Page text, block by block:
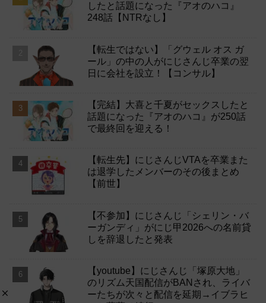
したと話題になった『アオのハコ』
248話【NTRなし】
【転生ではない】「グウェル オス ガ
ール」の中の人がにじさんじ卒業の翌
日に会社を設立！【コンサル】
【完結】大喜と千夏がセックスしたと
話題になった『アオのハコ』が250話
で最終回を迎える！
【転生先】にじさんじVTAを卒業また
は退学したメンバーのその後まとめ
【前世】
【不参加】にじさんじ「シェリン・バ
ーガンディ」がにじ甲2026への名前貸
しを辞退したと発表
【youtube】にじさんじ「塚原大地」
のリズム天国配信がBANされ、ライバ
ーたちが次々と配信を延期→イブラヒ